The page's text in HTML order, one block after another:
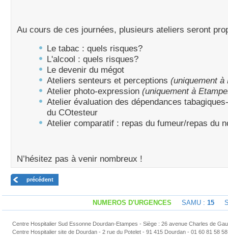
Au cours de ces journées, plusieurs ateliers seront
Le tabac : quels risques?
L'alcool : quels risques?
Le devenir du mégot
Ateliers senteurs et perceptions(uniquement à
Atelier photo-expression(uniquement à
Atelier évaluation des dépendances
du COtesteur
Atelier comparatif : repas du fumeur/repas du
N’hésitez pas à venir nombreux !
précédent
NUMEROS D'URGENCES SAMU : 15
Centre Hospitalier Sud Essonne Dourdan-Etampes - Siège : 26 avenue Charles de
Centre Hospitalier site de Dourdan - 2 rue du Potelet - 91 415 Dourdan - 01 60 81 58 58